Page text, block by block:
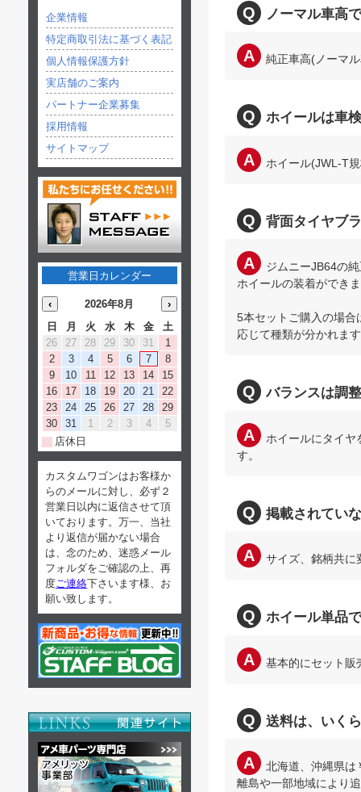
企業情報
特定商取引法に基づく表記
個人情報保護方針
実店舗のご案内
パートナー企業募集
採用情報
サイトマップ
営業日カレンダー
‹ 2026年8月
›
日
月 火 水 木 金
土
26
27 28 29 30 31
1
2
3 4 5 6 7
8
9
10 11 12 13 14
15
16
17 18 19 20 21
22
23
24 25 26 27 28
29
30
31 1 2 3 4
5
店休日
カスタムワゴンはお客様か
らのメールに対し、必ず２
営業日以内に返信させて頂
いております。万一、当社
より返信が届かない場合
は、念のため、迷惑メール
フォルダをご確認の上、再
度 ご連絡下さいます様、お
願い致します。
ノーマル車高
純正車高(ノーマ
ホイールは車
ホイール(JWL-T
背面タイヤブ
ジムニーJB64の
ホイールの装着ができ
5本セットご購入の場合
応じて種類が分かれま
バランスは調
ホイールにタイヤ
す。
掲載されてい
サイズ、銘柄共に
ホイール単品
基本的にセット販
送料は、いく
北海道、沖縄県は
離島や一部地域により